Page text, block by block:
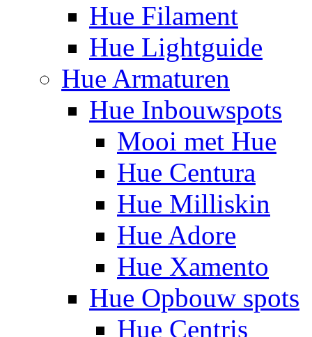
Hue Filament
Hue Lightguide
Hue Armaturen
Hue Inbouwspots
Mooi met Hue
Hue Centura
Hue Milliskin
Hue Adore
Hue Xamento
Hue Opbouw spots
Hue Centris